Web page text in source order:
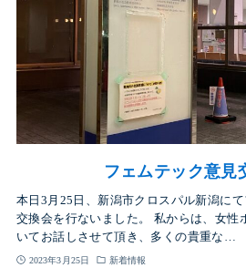
フェムテック意
本日3月25日、新潟市クロスパル新潟に
交換会を行ないました。 私からは、女性
いてお話しさせて頂き、多くの貴重な…
2023年3月25日 新着情報